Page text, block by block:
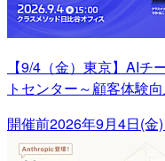
【9/4（金）東京】AI
トセンター～顧客体験
開催前2026年9月4日(金